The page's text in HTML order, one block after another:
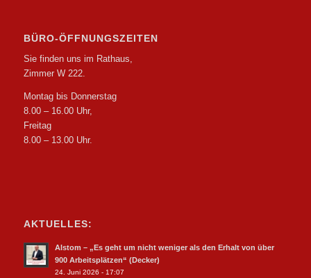
BÜRO-ÖFFNUNGSZEITEN
Sie finden uns im Rathaus,
Zimmer W 222.
Montag bis Donnerstag
8.00 – 16.00 Uhr,
Freitag
8.00 – 13.00 Uhr.
AKTUELLES:
Alstom – „Es geht um nicht weniger als den Erhalt von über
900 Arbeitsplätzen“ (Decker)
24. Juni 2026 - 17:07